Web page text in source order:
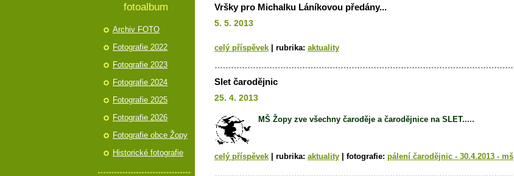
Vršky pro Michalku Láníkovou předány...
5. 5. 2013
celý příspěvek rubrika: aktuality
Slet čarodějnic
25. 4. 2013
MŠ Žopy zve všechny čaroděje a čarodějnice na SLET.....
celý příspěvek rubrika: aktuality fotografie: pálení čarodějnic - 30.4.2013 - mš
fotoalbum
Archiv FOTO
Fotografie 2022
Fotografie 2023
Fotografie 2024
Fotografie 2025
Fotografie 2026
Fotografie obce Žopy
Historické fotografie